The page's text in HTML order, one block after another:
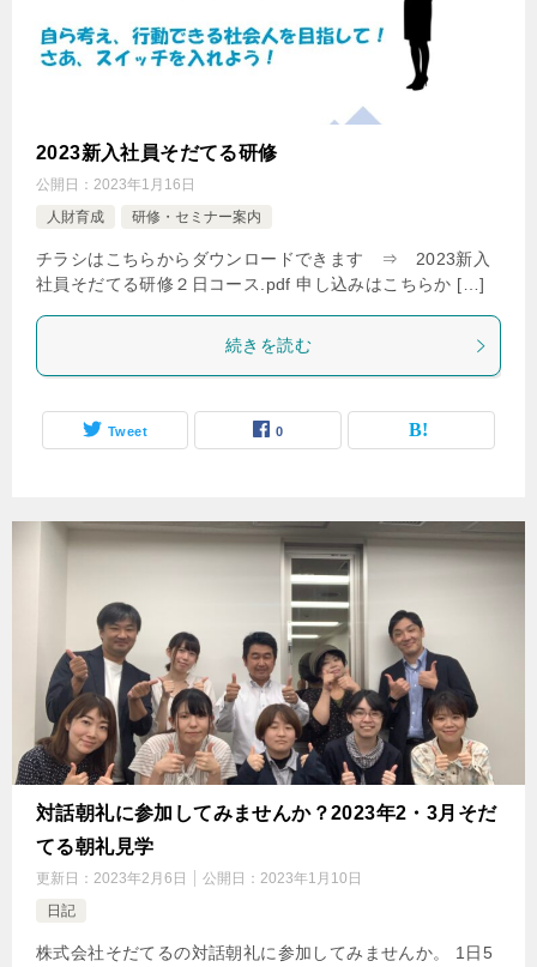
2023新入社員そだてる研修
公開日： 2023年1月16日
人財育成
研修・セミナー案内
チラシはこちらからダウンロードできます ⇒ 2023新入
社員そだてる研修２日コース.pdf 申し込みはこちらか […]
続きを読む
Tweet 0
対話朝礼に参加してみませんか？2023年2・3月そだ
てる朝礼見学
更新日： 2023年2月6日 公開日： 2023年1月10日
日記
株式会社そだてるの対話朝礼に参加してみませんか。 1日5